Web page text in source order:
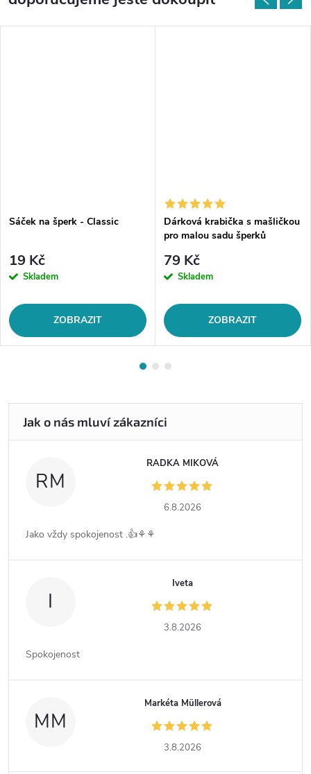
Sáček na šperk - Classic
19 Kč
Skladem
ZOBRAZIT
Dárková krabička s mašličkou
pro malou sadu šperků
79 Kč
Skladem
ZOBRAZIT
RM
RADKA MIKOVÁ
6.8.2026
Jako vždy spokojenost .👍⚘️⚘️
I
Iveta
3.8.2026
Spokojenost
MM
Markéta Müllerová
3.8.2026